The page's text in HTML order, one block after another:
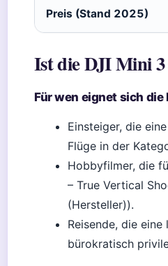
Preis (Stand 2025)
Ist die DJI Mini
Für wen eignet sich die
Einsteiger, die
Flüge in der
Hobbyfilmer, die
– True Vertical
(Hersteller)).
Reisende, die
bürokratisch